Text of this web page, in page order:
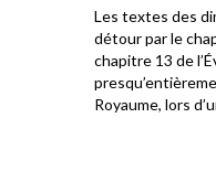
Les textes des
détour par le
chapitre 13 de
Royaume, lors